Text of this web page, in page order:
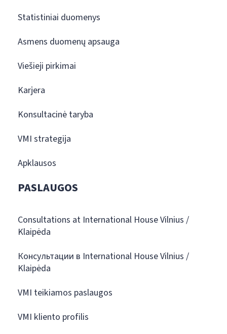
Statistiniai duomenys
Asmens duomenų apsauga
Viešieji pirkimai
Karjera
Konsultacinė taryba
VMI strategija
Apklausos
PASLAUGOS
Consultations at International House Vilnius /
Klaipėda
Консультации в International House Vilnius /
Klaipėda
VMI teikiamos paslaugos
VMI kliento profilis